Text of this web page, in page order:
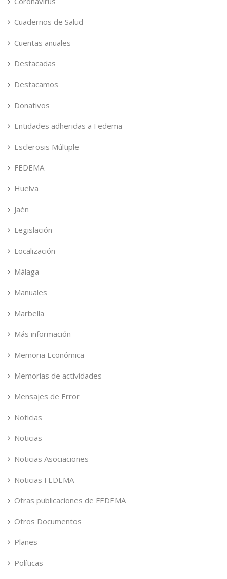
Cuadernos de Salud
Cuentas anuales
Destacadas
Destacamos
Donativos
Entidades adheridas a Fedema
Esclerosis Múltiple
FEDEMA
Huelva
Jaén
Legislación
Localización
Málaga
Manuales
Marbella
Más información
Memoria Económica
Memorias de actividades
Mensajes de Error
Noticias
Noticias
Noticias Asociaciones
Noticias FEDEMA
Otras publicaciones de FEDEMA
Otros Documentos
Planes
Políticas